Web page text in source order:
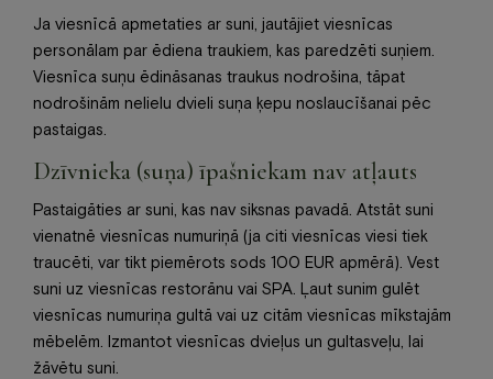
Ja viesnīcā apmetaties ar suni, jautājiet viesnīcas
personālam par ēdiena traukiem, kas paredzēti suņiem.
Viesnīca suņu ēdināsanas traukus nodrošina, tāpat
nodrošinām nelielu dvieli suņa ķepu noslaucīšanai pēc
pastaigas.
Dzīvnieka (suņa) īpašniekam nav atļauts
Pastaigāties ar suni, kas nav siksnas pavadā. Atstāt suni
vienatnē viesnīcas numuriņā (ja citi viesnīcas viesi tiek
traucēti, var tikt piemērots sods 100 EUR apmērā). Vest
suni uz viesnīcas restorānu vai SPA. Ļaut sunim gulēt
viesnīcas numuriņa gultā vai uz citām viesnīcas mīkstajām
mēbelēm. Izmantot viesnīcas dvieļus un gultasveļu, lai
žāvētu suni.